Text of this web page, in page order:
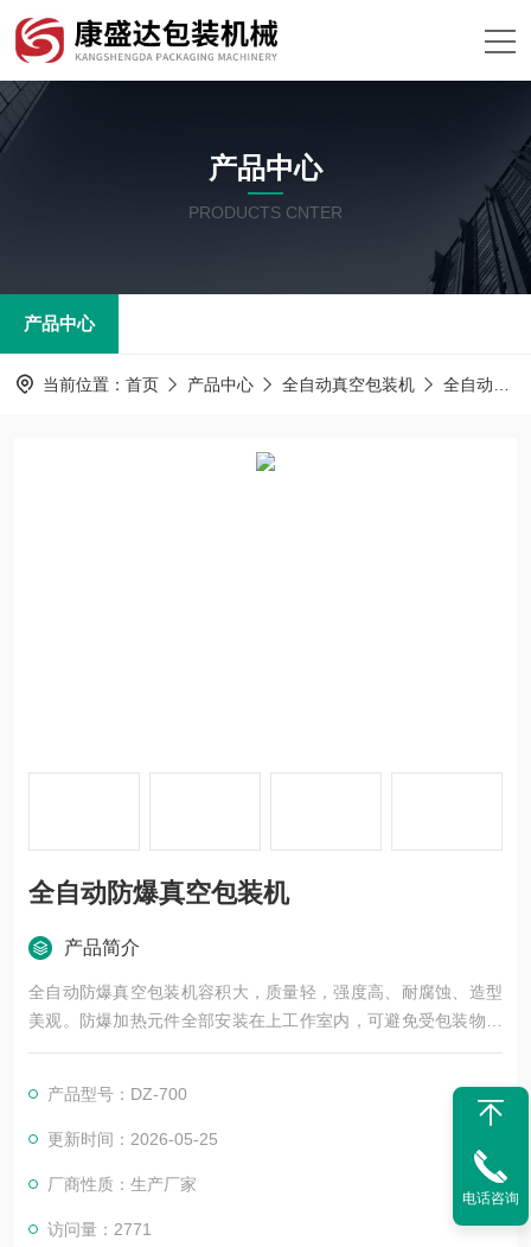
产品中心
PRODUCTS CNTER
产品中心
当前位置： 首页 产品中心 全自动真空包装机 全自动真空包装机
全自动防爆真空包装机
产品简介
全自动防爆真空包装机容积大，质量轻，强度高、耐腐蚀、造型
美观。防爆加热元件全部安装在上工作室内，可避免受包装物品
影响而造成短路故障，提高整机的可靠性。
产品型号：DZ-700
更新时间：2026-05-25
厂商性质：生产厂家
访问量：2771
电话咨询